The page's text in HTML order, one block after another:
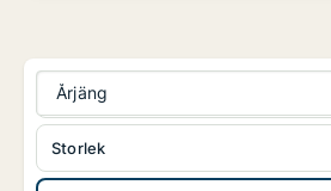
Årjäng
Storlek